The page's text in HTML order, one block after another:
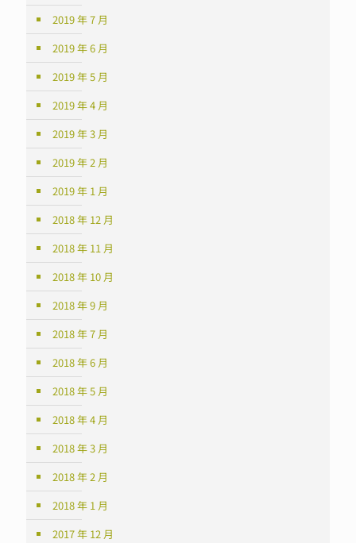
2019 年 7 月
2019 年 6 月
2019 年 5 月
2019 年 4 月
2019 年 3 月
2019 年 2 月
2019 年 1 月
2018 年 12 月
2018 年 11 月
2018 年 10 月
2018 年 9 月
2018 年 7 月
2018 年 6 月
2018 年 5 月
2018 年 4 月
2018 年 3 月
2018 年 2 月
2018 年 1 月
2017 年 12 月